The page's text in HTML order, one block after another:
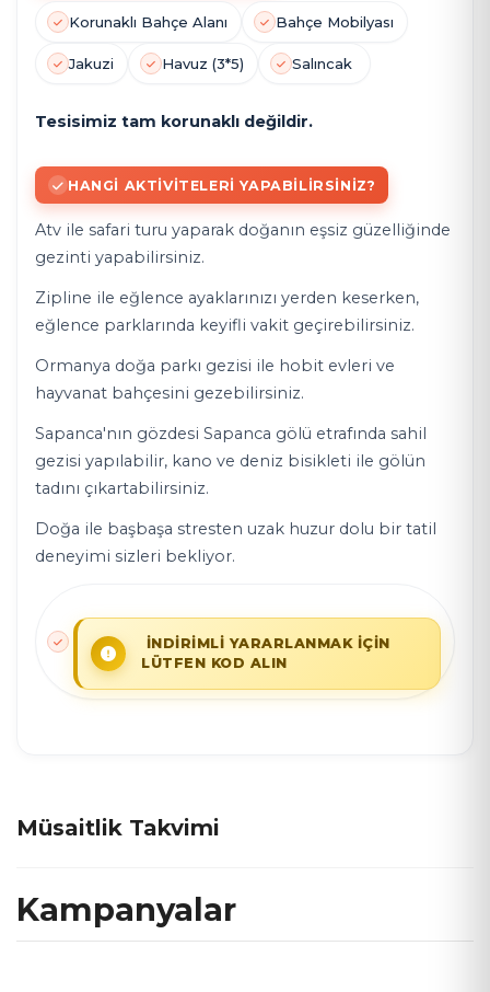
Korunaklı Bahçe Alanı Bahçe Mobilyası
Jakuzi Havuz (3*5) Salıncak
Tesisimiz tam korunaklı değildir.
HANGI AKTIVITELERI YAPABILIRSINIZ?
Atv ile safari turu yaparak doğanın eşsiz güzelliğinde
gezinti yapabilirsiniz.
Zipline ile eğlence ayaklarınızı yerden keserken,
eğlence parklarında keyifli vakit geçirebilirsiniz.
Ormanya doğa parkı gezisi ile hobit evleri ve
hayvanat bahçesini gezebilirsiniz.
Sapanca'nın gözdesi Sapanca gölü etrafında sahil
gezisi yapılabilir, kano ve deniz bisikleti ile gölün
tadını çıkartabilirsiniz.
Doğa ile başbaşa stresten uzak huzur dolu bir tatil
deneyimi sizleri bekliyor.
İNDİRİMLİ YARARLANMAK İÇİN
LÜTFEN KOD ALIN
Müsaitlik Takvimi
Kampanyalar